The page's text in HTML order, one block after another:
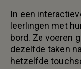
In een
leerlingen met
bord. Ze voeren
dezelfde taken
hetzelfde